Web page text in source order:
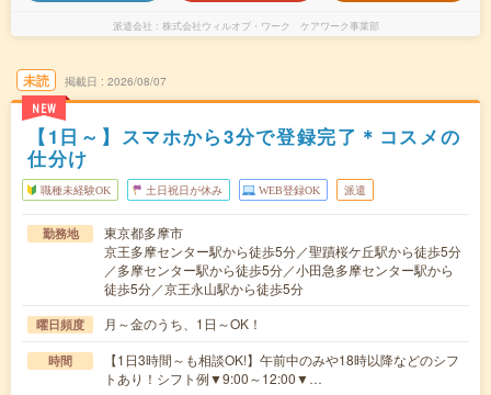
派遣会社 株式会社ウィルオブ・ワーク ケアワーク事業部
未読
NEW
掲載日 2026/08/07
【1日～】スマホから3分で登録完了＊コスメの
仕分け
職種未経験OK 土日祝日が休み WEB登録OK 派遣
勤務地
東京都多摩市
京王多摩センター駅から徒歩5分／聖蹟桜ケ丘駅から徒歩5分
／多摩センター駅から徒歩5分／小田急多摩センター駅から
徒歩5分／京王永山駅から徒歩5分
曜日頻度 月～金のうち、1日～OK！
時間
【1日3時間～も相談OK!】午前中のみや18時以降などのシフ
トあり！シフト例▼9:00～12:00▼…